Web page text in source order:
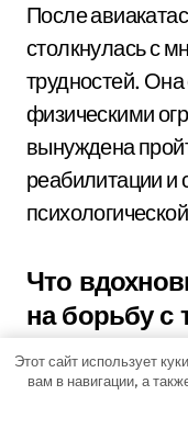
После
столкнулась с
трудностей.
физическими
вынуждена
реабилитации и
Что
на борьбу с
Этот сайт использует
вам в навигации, а